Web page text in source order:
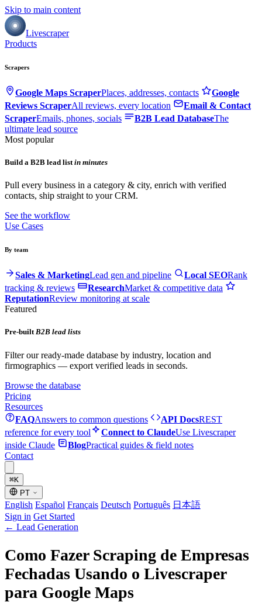
Skip to main content
Livescraper
Products
Scrapers
Google Maps ScraperPlaces, addresses, contacts
Google
Reviews ScraperAll reviews, every location
Email & Contact
ScraperEmails, phones, socials B2B Lead DatabaseThe
ultimate lead source
Most popular
Build a B2B lead listin minutes
Pull every business in a category & city, enrich with verified
contacts, ship straight to your CRM.
See the workflow
Use Cases
By team
Sales & MarketingLead gen and pipeline Local SEORank
tracking & reviews
ResearchMarket & competitive data
ReputationReview monitoring at scale
Featured
Pre-builtB2B lead lists
Filter our ready-made database by industry, location and
firmographics — export verified leads in seconds.
Browse the database
Pricing
Resources
FAQAnswers to common questions API DocsREST
reference for every tool
Connect to ClaudeUse Livescraper
inside Claude
BlogPractical guides & field notes
Contact
⌘K
PT
English Español Français Deutsch Português 日本語
Sign in Get Started
← Lead Generation
Como Fazer Scraping de Empresas
Fechadas Usando o Livescraper
para Google Maps